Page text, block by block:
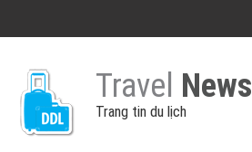
Travel News
Trang tin du lịch